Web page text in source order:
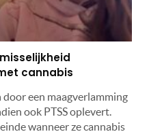
cannabis
een maagverlamming
ook PTSS oplevert.
wanneer ze cannabis